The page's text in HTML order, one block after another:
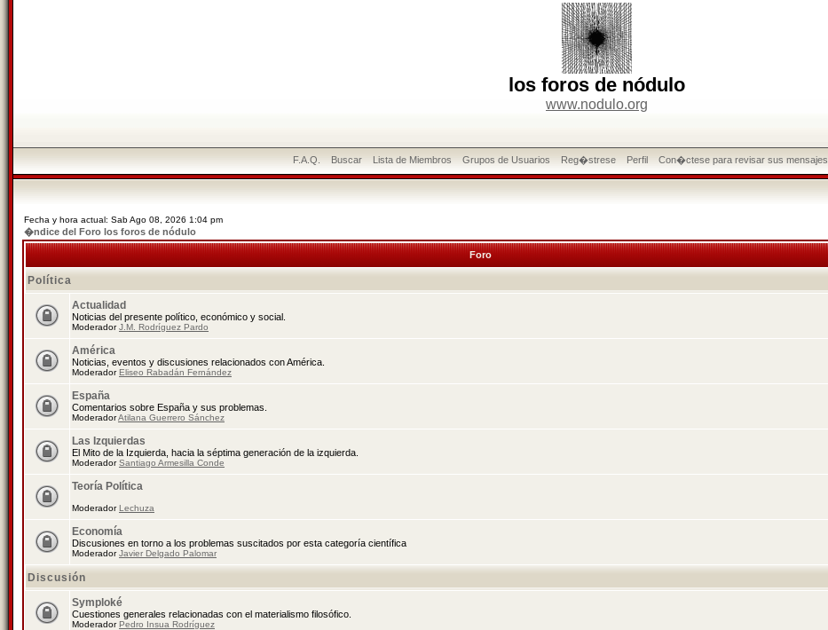
los foros de nódulo
www.nodulo.org
F.A.Q. Buscar Lista de Miembros Grupos de Usuarios Reg�strese Perfil Con�ctese para revisar sus mensajes
Fecha y hora actual: Sab Ago 08, 2026 1:04 pm
�ndice del Foro los foros de nódulo
Foro
Política
Actualidad
Noticias del presente político, económico y social.
ModeradorJ.M. Rodríguez Pardo
América
Noticias, eventos y discusiones relacionados con América.
ModeradorEliseo Rabadán Fernández
España
Comentarios sobre España y sus problemas.
ModeradorAtilana Guerrero Sánchez
Las Izquierdas
El Mito de la Izquierda, hacia la séptima generación de la izquierda.
ModeradorSantiago Armesilla Conde
Teoría Política
ModeradorLechuza
Economía
Discusiones en torno a los problemas suscitados por esta categoría científica
ModeradorJavier Delgado Palomar
Discusión
Symploké
Cuestiones generales relacionadas con el materialismo filosófico.
ModeradorPedro Insua Rodríguez